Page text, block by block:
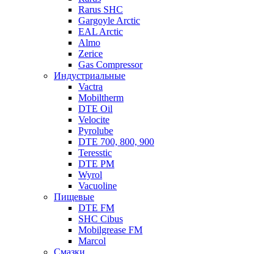
Rarus SHC
Gargoyle Arctic
EAL Arctic
Almo
Zerice
Gas Compressor
Индустриальные
Vactra
Mobiltherm
DTE Oil
Velocite
Pyrolube
DTE 700, 800, 900
Teresstic
DTE PM
Wyrol
Vacuoline
Пищевые
DTE FM
SHC Cibus
Mobilgrease FM
Marcol
Смазки